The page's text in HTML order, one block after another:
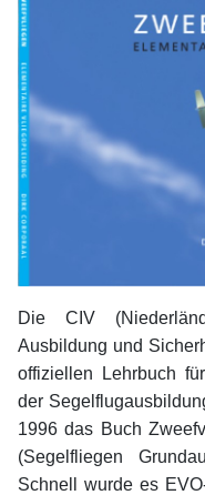
Die CIV
Ausbildung und
offiziellen Lehrbuch
der
1996 das Buch
(Segelfliegen
Schnell wurde es